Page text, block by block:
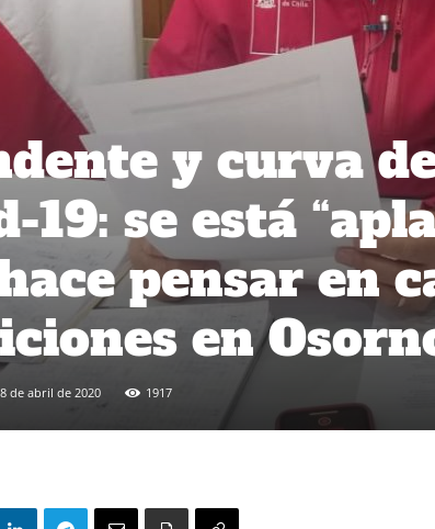
y curva
19: se está
pensar en
en
de abril de 2020 1917